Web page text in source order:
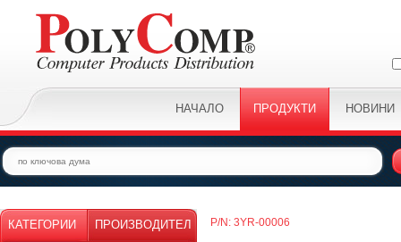
НАЧАЛО ПРОДУКТИ НОВИНИ
КАТЕГОРИИ ПРОИЗВОДИТЕЛ
P/N: 3YR-00006